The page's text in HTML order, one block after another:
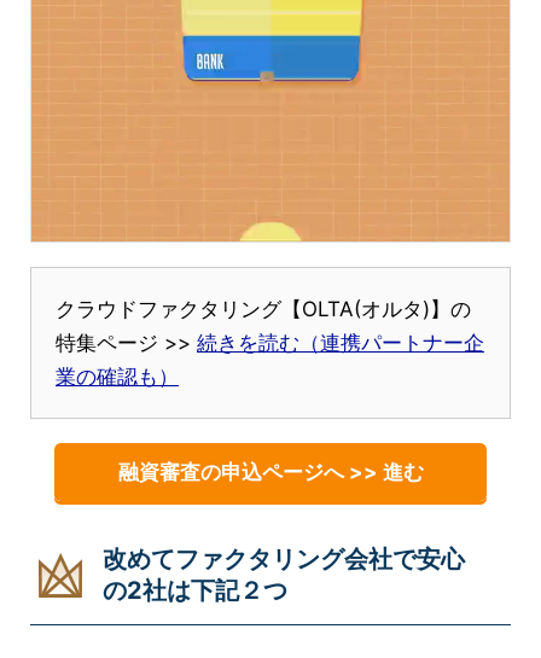
クラウドファクタリング【OLTA(オルタ)】の
特集ページ >> 続きを読む（連携パートナー企
業の確認も）
融資審査の申込ページへ >> 進む
改めてファクタリング会社で安心
の2社は下記２つ